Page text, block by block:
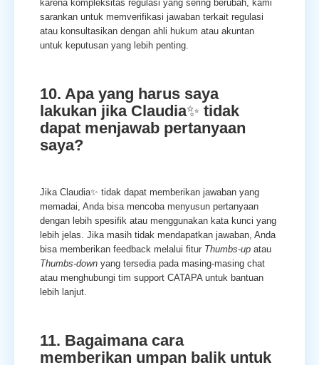
karena kompleksitas regulasi yang sering berubah, kami
sarankan untuk memverifikasi jawaban terkait regulasi
atau konsultasikan dengan ahli hukum atau akuntan
untuk keputusan yang lebih penting.
10. Apa yang harus saya
lakukan jika Claudia✨ tidak
dapat menjawab pertanyaan
saya?
Jika Claudia✨ tidak dapat memberikan jawaban yang
memadai, Anda bisa mencoba menyusun pertanyaan
dengan lebih spesifik atau menggunakan kata kunci yang
lebih jelas. Jika masih tidak mendapatkan jawaban, Anda
bisa memberikan feedback melalui fitur Thumbs-up atau
Thumbs-down yang tersedia pada masing-masing chat
atau menghubungi tim support CATAPA untuk bantuan
lebih lanjut.
11. Bagaimana cara
memberikan umpan balik untuk